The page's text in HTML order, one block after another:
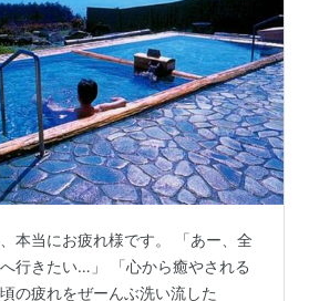
本当にお疲れ様です。 「あー、全
行きたい…」 「心から癒やされる
の疲れをぜーんぶ洗い流した